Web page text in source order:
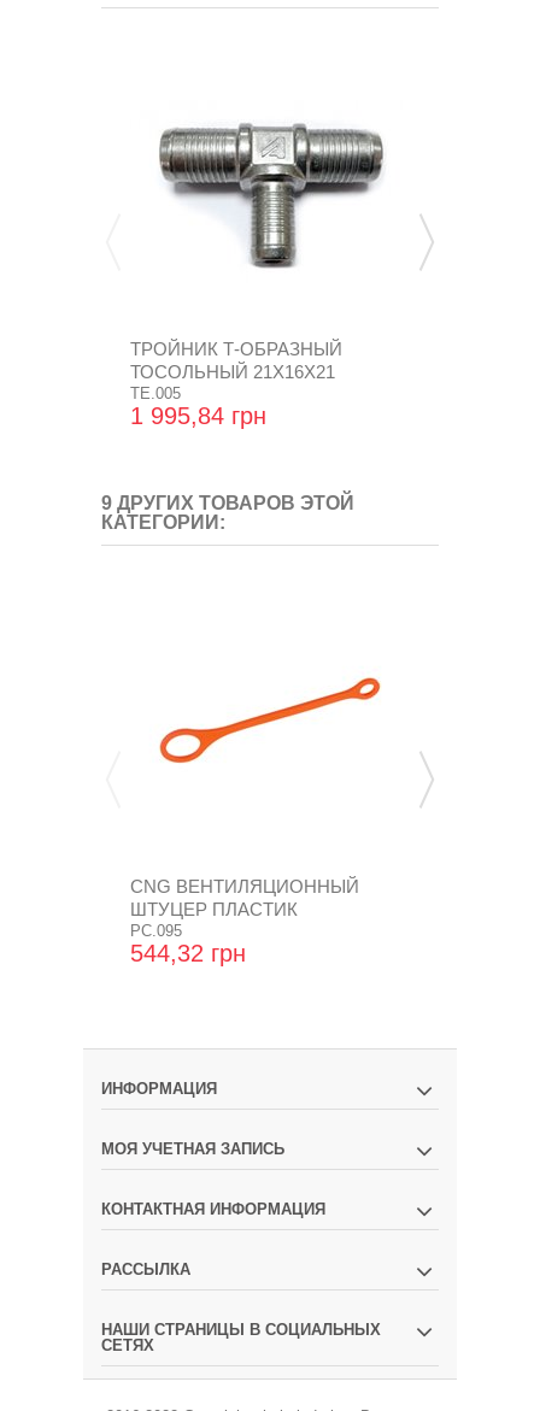
ТРОЙНИК Т-ОБРАЗНЫЙ
ТОСОЛЬНЫЙ 21Х16Х21
АЛЮМИНИЕВЫЙ
TE.005
1 995,84 грн
9 ДРУГИХ ТОВАРОВ ЭТОЙ
КАТЕГОРИИ:
CNG ВЕНТИЛЯЦИОННЫЙ
ШТУЦЕР ПЛАСТИК
PC.095
544,32 грн
ИНФОРМАЦИЯ
МОЯ УЧЕТНАЯ ЗАПИСЬ
КОНТАКТНАЯ ИНФОРМАЦИЯ
РАССЫЛКА
НАШИ СТРАНИЦЫ В СОЦИАЛЬНЫХ
СЕТЯХ